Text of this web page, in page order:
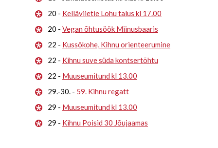
20 - Kelläviietie Lohu talus kl 17.00
20 - Vegan õhtusöök Miinusbaaris
22 - Kussõkohe, Kihnu orienteerumine
22 - Kihnu suve süda kontsertõhtu
22 - Muuseumitund kl 13.00
29.-30. - 59. Kihnu regatt
29 - Muuseumitund kl 13.00
29 - Kihnu Poisid 30 Jõujaamas